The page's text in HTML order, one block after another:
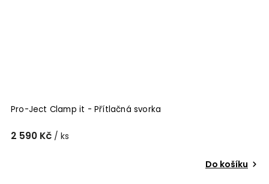
Pro-Ject Clamp it - Přítlačná svorka
2 590 Kč / ks
Do košíku